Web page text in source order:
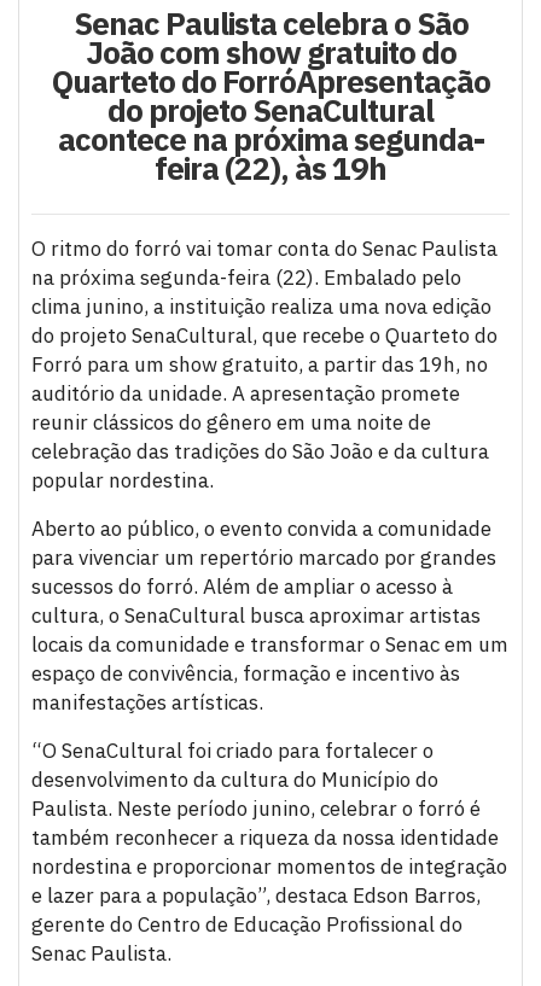
Senac Paulista celebra o São
João com show gratuito do
Quarteto do ForróApresentação
do projeto SenaCultural
acontece na próxima segunda-
feira (22), às 19h
O ritmo do forró vai tomar conta do Senac Paulista
na próxima segunda-feira (22). Embalado pelo
clima junino, a instituição realiza uma nova edição
do projeto SenaCultural, que recebe o Quarteto do
Forró para um show gratuito, a partir das 19h, no
auditório da unidade. A apresentação promete
reunir clássicos do gênero em uma noite de
celebração das tradições do São João e da cultura
popular nordestina.
Aberto ao público, o evento convida a comunidade
para vivenciar um repertório marcado por grandes
sucessos do forró. Além de ampliar o acesso à
cultura, o SenaCultural busca aproximar artistas
locais da comunidade e transformar o Senac em um
espaço de convivência, formação e incentivo às
manifestações artísticas.
“O SenaCultural foi criado para fortalecer o
desenvolvimento da cultura do Município do
Paulista. Neste período junino, celebrar o forró é
também reconhecer a riqueza da nossa identidade
nordestina e proporcionar momentos de integração
e lazer para a população”, destaca Edson Barros,
gerente do Centro de Educação Profissional do
Senac Paulista.